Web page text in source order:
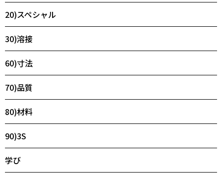
20)スペシャル
30)溶接
60)寸法
70)品質
80)材料
90)3S
学び